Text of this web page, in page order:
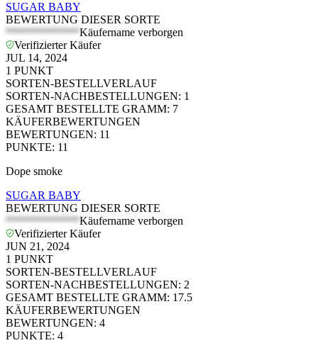
SUGAR BABY
BEWERTUNG DIESER SORTE
*************Käufername verborgen
Verifizierter Käufer
JUL 14, 2024
1 PUNKT
SORTEN-BESTELLVERLAUF
SORTEN-NACHBESTELLUNGEN: 1
GESAMT BESTELLTE GRAMM: 7
KÄUFERBEWERTUNGEN
BEWERTUNGEN: 11
PUNKTE: 11
Dope smoke
SUGAR BABY
BEWERTUNG DIESER SORTE
*************Käufername verborgen
Verifizierter Käufer
JUN 21, 2024
1 PUNKT
SORTEN-BESTELLVERLAUF
SORTEN-NACHBESTELLUNGEN: 2
GESAMT BESTELLTE GRAMM: 17.5
KÄUFERBEWERTUNGEN
BEWERTUNGEN: 4
PUNKTE: 4